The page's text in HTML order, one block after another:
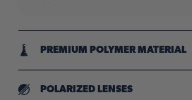
PREMIUM POLYMER MATERIAL
Lightweight frames designed for
POLARIZED LENSES